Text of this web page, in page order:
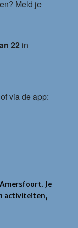
Meld je
22in
of via de app:
Je
activiteiten,